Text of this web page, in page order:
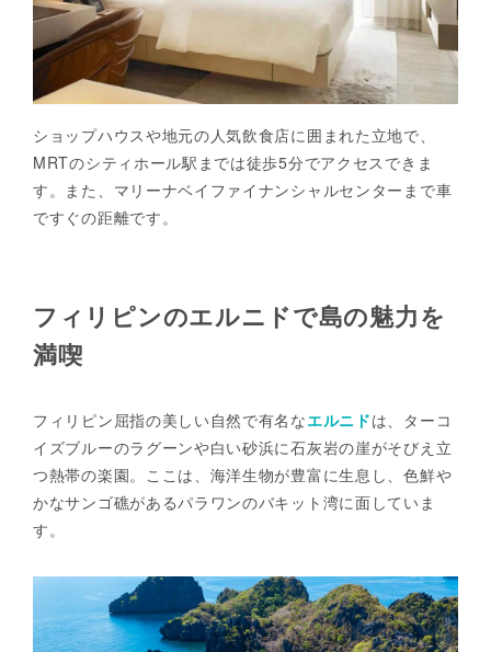
ショップハウスや地元の人気飲食店に囲まれた立地で、
MRTのシティホール駅までは徒歩5分でアクセスできま
す。また、マリーナベイファイナンシャルセンターまで車
ですぐの距離です。
フィリピンのエルニドで島の魅力を
満喫
フィリピン屈指の美しい自然で有名なエルニドは、ターコ
イズブルーのラグーンや白い砂浜に石灰岩の崖がそびえ立
つ熱帯の楽園。ここは、海洋生物が豊富に生息し、色鮮や
かなサンゴ礁があるパラワンのバキット湾に面していま
す。